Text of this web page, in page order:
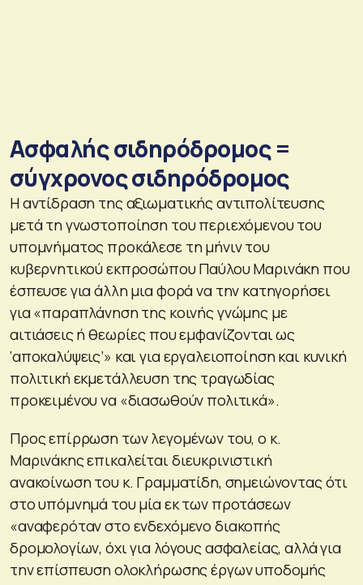
Ασφαλής σιδηρόδρομος =
σύγχρονος σιδηρόδρομος
Η αντίδραση της αξιωματικής αντιπολίτευσης
μετά τη γνωστοποίηση του περιεχόμενου του
υπομνήματος προκάλεσε τη μήνιν του
κυβερνητικού εκπροσώπου Παύλου Μαρινάκη που
έσπευσε για άλλη μια φορά να την κατηγορήσει
για «παραπλάνηση της κοινής γνώμης με
αιτιάσεις ή θεωρίες που εμφανίζονται ως
‘αποκαλύψεις’» και για εργαλειοποίηση και κυνική
πολιτική εκμετάλλευση της τραγωδίας
προκειμένου να «διασωθούν πολιτικά».
Προς επίρρωση των λεγομένων του, ο κ.
Μαρινάκης επικαλείται διευκρινιστική
ανακοίνωση του κ. Γραμματίδη, σημειώνοντας ότι
στο υπόμνημά του μία εκ των προτάσεων
«αναφερόταν στο ενδεχόμενο διακοπής
δρομολογίων, όχι για λόγους ασφαλείας, αλλά για
την επίσπευση ολοκλήρωσης έργων υποδομής